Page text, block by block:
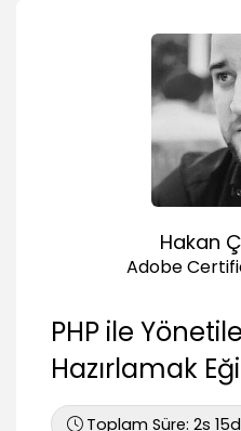
Oturum (session)
Headers ile sayfa
include ve
MySQL nedir?
phpMyAdmin ile
04:49
PHP ile MySQL'e
Hakan
Adobe
PHP ile
Hazırlamak
Toplam Süre:2s